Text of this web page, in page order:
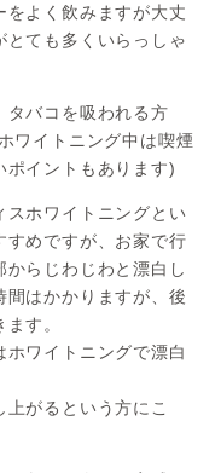
よく飲みますが大丈
とても多くいらっしゃ
タバコを吸われる方
ワイトニング中は喫煙
ポイントもあります)
ホワイトニングとい
すめですが、お家で行
らじわじわと漂白し
間はかかりますが、後
す。
ワイトニングで漂白
がるという方にこ